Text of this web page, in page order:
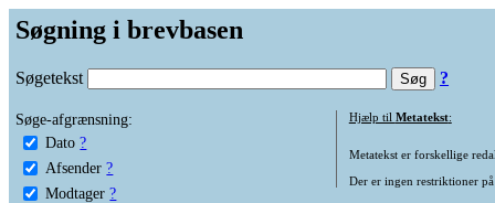
Søgning i brevbasen
Søgetekst ?
Søge-afgrænsning:
Dato ?
Afsender ?
Modtager ?
Hjælp til Metatekst:
Metatekst er forskellige
Der er ingen restriktioner